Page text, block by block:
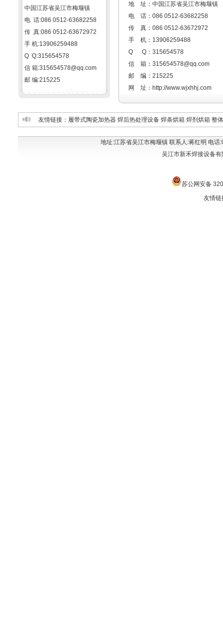
中国江苏省吴江市梅堰镇
电 话:086 0512-63682258
传 真:086 0512-63672972
手 机:13906259488
Q Q:315654578
信 箱:315654578@qq.com
邮 编:215225
地 址：中国江苏省吴江市梅堰镇
电 话：086 0512-63682258
传 真：086 0512-63672972
手 机：13906259488
Q Q：315654578
信 箱 ： 315654578@qq.com
邮 编：215225
网 址： http://www.wjxhhj.com
友情链接：履带式陶瓷加热器 焊后热处理设备 焊条烘箱 焊剂烘箱 整
地址:江苏省吴江市梅堰镇 联系人:蒋红明 电
吴江市新禾焊接设备
苏公网安备
友情